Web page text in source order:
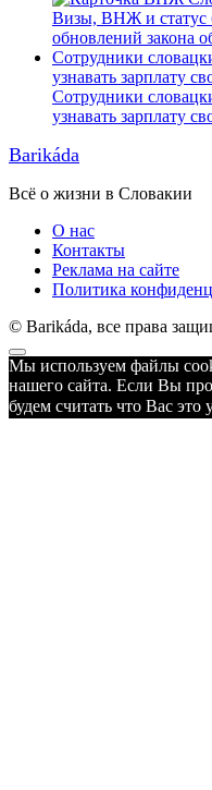
Визы, ВНЖ и статус
обновлений закона
Сотрудники
узнавать зарплату
Сотрудники
узнавать зарплату
Barikáda
Всё о жизни в Словакии
О нас
Контакты
Реклама на сайте
Политика
© Barikáda, все права
Прокрутка
к
верху
Мы используем файлы
нашего сайта. Если Вы
будем считать что Вас это